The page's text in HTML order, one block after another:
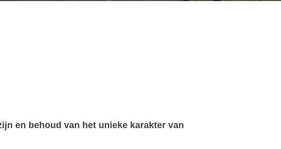
en behoud van het unieke karakter van